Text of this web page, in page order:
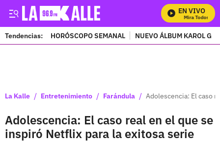
EN VIVO
Mira Todos
Tendencias: HORÓSCOPO SEMANAL NUEVO ÁLBUM KAROL G
La Kalle / Entretenimiento / Farándula / Adolescencia: El caso
Adolescencia: El caso real en el que se
inspiró Netflix para la exitosa serie